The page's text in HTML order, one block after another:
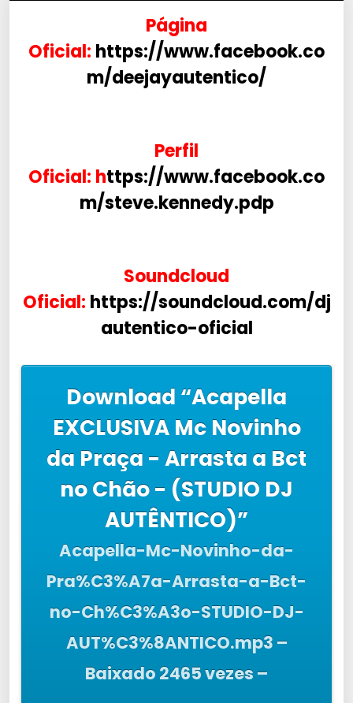
Página
Oficial: https://www.facebook.co
m/deejayautentico/
Perfil
Oficial: https://www.facebook.co
m/steve.kennedy.pdp
Soundcloud
Oficial: https://soundcloud.com/dj
autentico-oficial
Download “Acapella
EXCLUSIVA Mc Novinho
da Praça - Arrasta a Bct
no Chão - (STUDIO DJ
AUTÊNTICO)”
Acapella-Mc-Novinho-da-
Pra%C3%A7a-Arrasta-a-Bct-
no-Ch%C3%A3o-STUDIO-DJ-
AUT%C3%8ANTICO.mp3 –
Baixado 2465 vezes –